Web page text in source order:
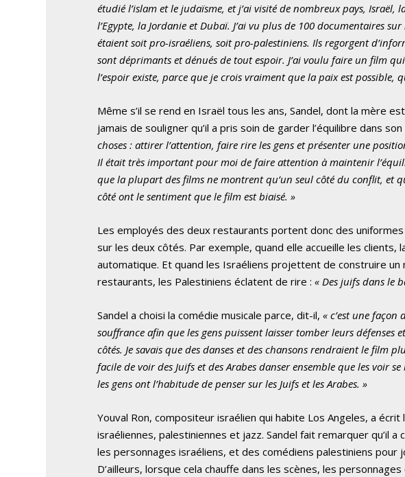
étudié l’islam et le judaïsme, et j’ai visité de nombreux pays, Israël,
l’Egypte, la Jordanie et Dubaï. J’ai vu plus de 100 documentaires
étaient soit pro-israéliens, soit pro-palestiniens. Ils regorgent
sont déprimants et dénués de tout espoir. J’ai voulu faire un film
l’espoir existe, parce que je crois vraiment que la paix est possible,
Même s’il se rend en Israël tous les ans, Sandel, dont la mère
jamais de souligner qu’il a pris soin de garder l’équilibre dans
choses : attirer l’attention, faire rire les gens et présenter une
Il était très important pour moi de faire attention à maintenir
que la plupart des films ne montrent qu’un seul côté du conflit, et
côté ont le sentiment que le film est biaisé. »
Les employés des deux restaurants portent donc des
sur les deux côtés. Par exemple, quand elle accueille les clients,
automatique. Et quand les Israéliens projettent de construire
restaurants, les Palestiniens éclatent de rire :« Des juifs dans le
Sandel a choisi la comédie musicale parce, dit-il,« c’est une façon
souffrance afin que les gens puissent laisser tomber leurs défenses
côtés. Je savais que des danses et des chansons rendraient le film
facile de voir des Juifs et des Arabes danser ensemble que les voir
les gens ont l’habitude de penser sur les Juifs et les Arabes. »
Youval Ron, compositeur israélien qui habite Los Angeles, a
israéliennes, palestiniennes et jazz. Sandel fait remarquer qu’il
les personnages israéliens, et des comédiens palestiniens pour
D’ailleurs, lorsque cela chauffe dans les scènes, les